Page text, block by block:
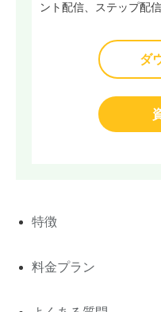
ント配信、ステップ配
ダ
特徴
料金プラン